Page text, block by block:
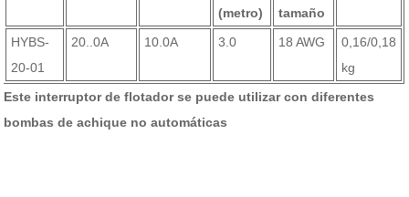
(metro)
tamaño
HYBS-
20-01
20..0A 10.0A 3.0 18 AWG
0,16/0,18
kg
Este interruptor de flotador se puede utilizar con diferentes
bombas de achique no automáticas